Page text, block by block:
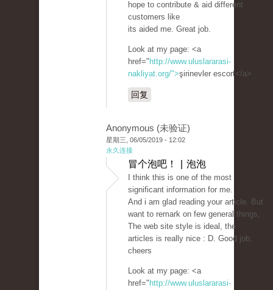
hope to contribute & aid different
customers like
its aided me. Great job.
Look at my page: <a
href=" http://www.uluslararasi-
nakliyat.org/">şirinevler escort</a>
回复
Anonymous (未验证)
星期三, 06/05/2019 - 12:02
永久连接
冒个泡吧！ | 泡泡
I think this is one of the most
significant information for me.
And i am glad reading your article. But
want to remark on few general things,
The web site style is ideal, the
articles is really nice : D. Good job,
cheers
Look at my page: <a
href=" http://www.uluslararasi-